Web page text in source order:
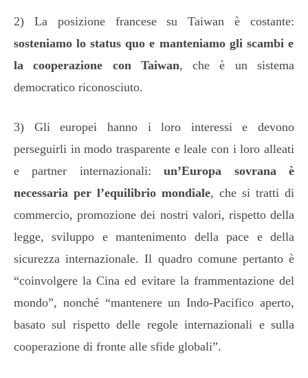
2) La posizione francese su Taiwan è costante:
sosteniamo lo status quo e manteniamo gli scambi e
la cooperazione con Taiwan, che è un sistema
democratico riconosciuto.
3) Gli europei hanno i loro interessi e devono
perseguirli in modo trasparente e leale con i loro alleati
e partner internazionali:un’Europa sovrana è
necessaria per l’equilibrio mondiale, che si tratti di
commercio, promozione dei nostri valori, rispetto della
legge, sviluppo e mantenimento della pace e della
sicurezza internazionale. Il quadro comune pertanto è
“coinvolgere la Cina ed evitare la frammentazione del
mondo”, nonché “mantenere un Indo-Pacifico aperto,
basato sul rispetto delle regole internazionali e sulla
cooperazione di fronte alle sfide globali”.